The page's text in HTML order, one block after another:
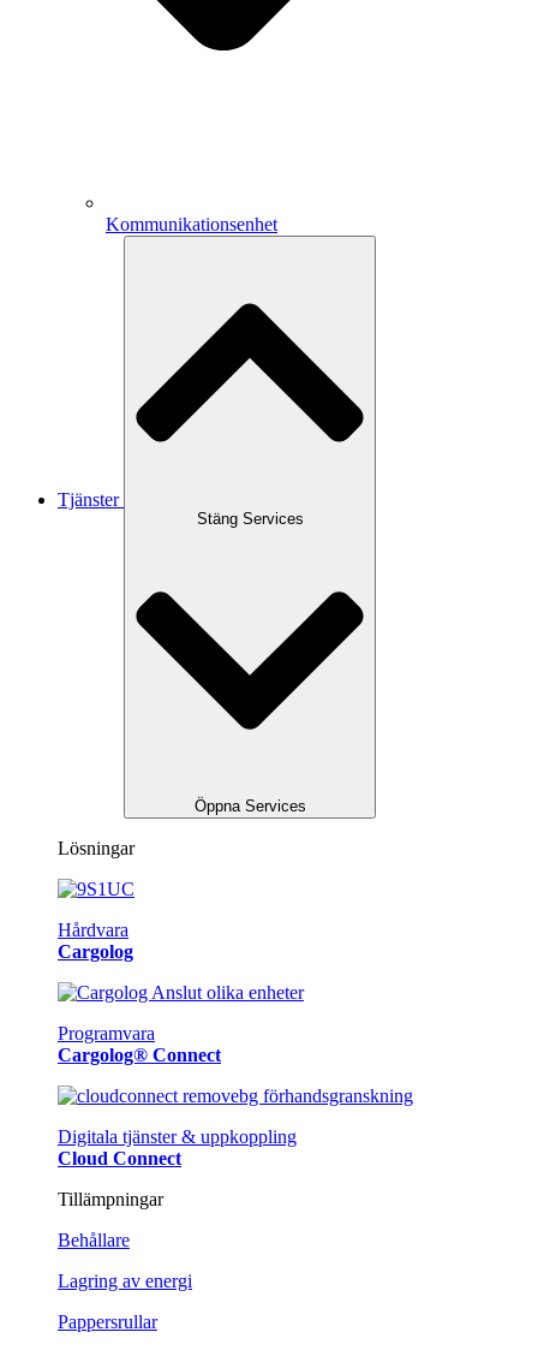
Kommunikationsenhet
Tjänster
Stäng Services
Öppna Services
Lösningar
Hårdvara
Cargolog
Programvara
Cargolog® Connect
Digitala tjänster & uppkoppling
Cloud Connect
Tillämpningar
Behållare
Lagring av energi
Pappersrullar